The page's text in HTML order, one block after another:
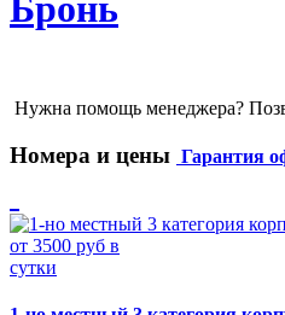
Нужна помощь менеджера?
Номера и цены Гарантия
от 3500 руб в
сутки